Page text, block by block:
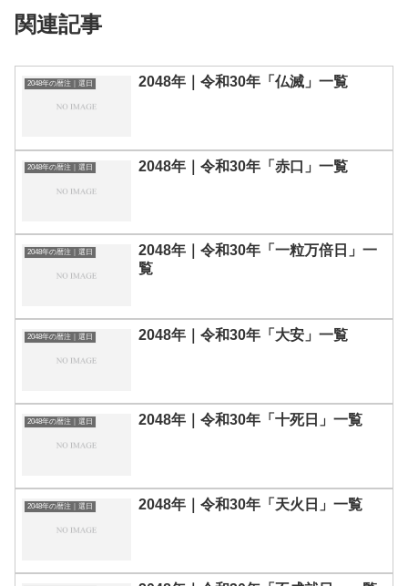
関連記事
2048年の暦注｜選日 2048年｜令和30年「仏滅」一覧
2048年の暦注｜選日 2048年｜令和30年「赤口」一覧
2048年の暦注｜選日
2048年｜令和30年「一粒万倍日」一
覧
2048年の暦注｜選日 2048年｜令和30年「大安」一覧
2048年の暦注｜選日 2048年｜令和30年「十死日」一覧
2048年の暦注｜選日 2048年｜令和30年「天火日」一覧